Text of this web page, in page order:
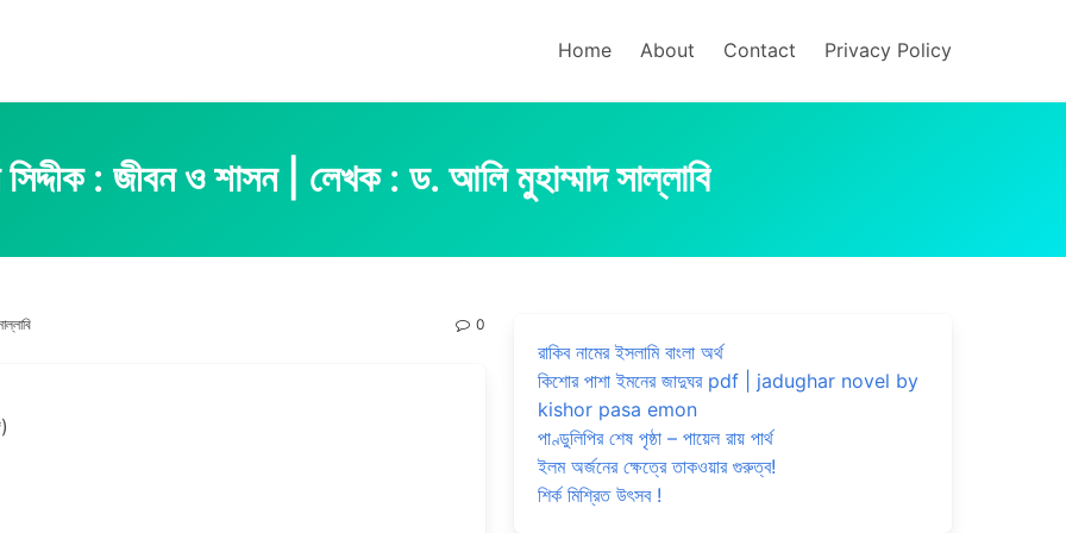
Home About Contact Privacy Policy
: জীবন ও শাসন | লেখক : ড. আলি মুহাম্মাদ সাল্লাবি
0
রাকিব নামের ইসলামি বাংলা অর্থ
কিশোর পাশা ইমনের জাদুঘর pdf | jadughar novel by
kishor pasa emon
পাণ্ডুলিপির শেষ পৃষ্ঠা – পায়েল রায় পার্থ
ইলম অর্জনের ক্ষেত্রে তাকওয়ার গুরুত্ব!
শির্ক মিশ্রিত উৎসব !